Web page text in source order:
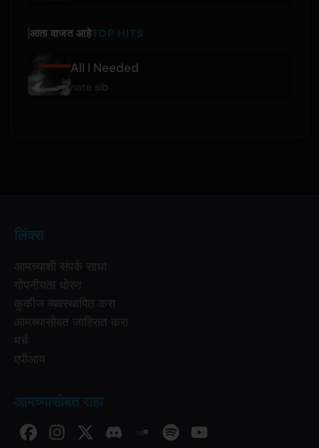
आता वाजत आहेTOP HITS
All I Needed
nate sib
लिंक्स
आमच्याशी संपर्क साधा
गोपनीयता धोरण
कुकीज व्यवस्थापित करा
आमच्यासोबत जाहिरात करा
मर्च
एपीआय
आमच्यासोबत राहा